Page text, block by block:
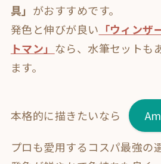
具」 がおすすめです。
発色と伸びが良い 「ウィン
トマン」 なら、水筆セットも
ます。
本格的に描きたいなら
プロも愛用するコスパ最強の